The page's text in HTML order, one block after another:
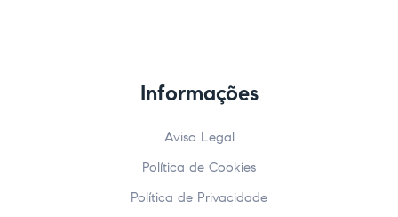
Informações
Aviso Legal
Política de Cookies
Política de Privacidade